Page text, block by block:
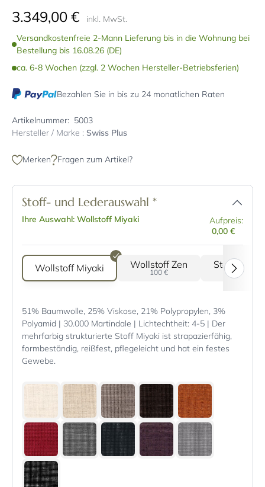
3.349,00 €
inkl. MwSt.
Versandkostenfreie 2-Mann Lieferung bis in die Wohnung bei
Bestellung bis 16.08.26 (DE)
ca. 6-8 Wochen (zzgl. 2 Wochen Hersteller-Betriebsferien)
Bezahlen Sie in bis zu 24 monatlichen Raten
Artikelnummer: 5003
Hersteller / Marke : Swiss Plus
Merken Fragen zum Artikel?
Stoff- und Lederauswahl *
Ihre Auswahl: Wollstoff Miyaki
Aufpreis:
0,00 €
Wollstoff Miyaki Wollstoff Zen
100 €
Stoff
250 €
51% Baumwolle, 25% Viskose, 21% Polypropylen, 3%
Polyamid | 30.000 Martindale | Lichtechtheit: 4-5 | Der
mehrfarbig strukturierte Stoff Miyaki ist strapazierfähig,
formbeständig, reißfest, pflegeleicht und hat ein festes
Gewebe.